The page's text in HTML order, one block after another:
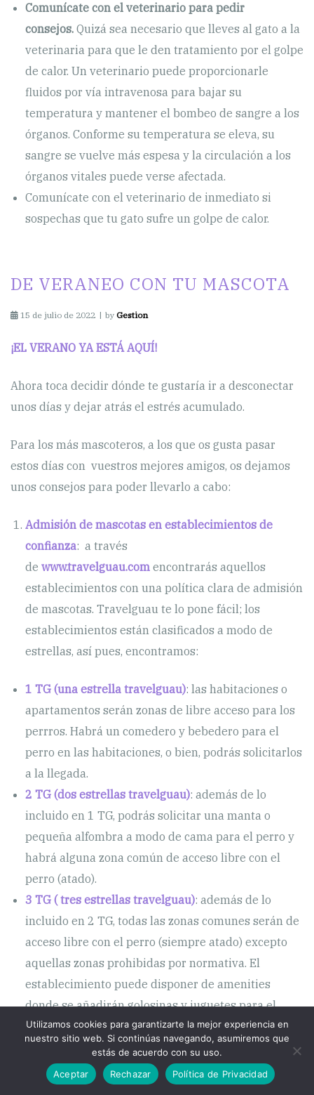
Comunícate con el veterinario para pedir
consejos.Quizá sea necesario que lleves al gato a la
veterinaria para que le den tratamiento por el golpe
de calor. Un veterinario puede proporcionarle
fluidos por vía intravenosa para bajar su
temperatura y mantener el bombeo de sangre a los
órganos. Conforme su temperatura se eleva, su
sangre se vuelve más espesa y la circulación a los
órganos vitales puede verse afectada.
Comunícate con el veterinario de inmediato si
sospechas que tu gato sufre un golpe de calor.
DE VERANEO CON TU MASCOTA
15 de julio de 2022 by Gestion
¡EL VERANO YA ESTÁ AQUÍ!
Ahora toca decidir dónde te gustaría ir a desconectar
unos días y dejar atrás el estrés acumulado.
Para los más mascoteros, a los que os gusta pasar
estos días con vuestros mejores amigos, os dejamos
unos consejos para poder llevarlo a cabo:
Admisión de mascotas en establecimientos de
confianza: a través
de www.travelguau.comencontrarás aquellos
establecimientos con una política clara de admisión
de mascotas. Travelguau te lo pone fácil; los
establecimientos están clasificados a modo de
estrellas, así pues, encontramos:
1 TG (una estrella travelguau): las habitaciones o
apartamentos serán zonas de libre acceso para los
perrros. Habrá un comedero y bebedero para el
perro en las habitaciones, o bien, podrás solicitarlos
a la llegada.
2 TG (dos estrellas travelguau): además de lo
incluido en 1 TG, podrás solicitar una manta o
pequeña alfombra a modo de cama para el perro y
habrá alguna zona común de acceso libre con el
perro (atado).
3 TG ( tres estrellas travelguau): además de lo
incluido en 2 TG, todas las zonas comunes serán de
acceso libre con el perro (siempre atado) excepto
aquellas zonas prohibidas por normativa. El
establecimiento puede disponer de amenities
donde se añadirán golosinas y juguetes para el
perro.
Utilizamos cookies para garantizarte la mejor experiencia en
nuestro sitio web. Si continúas navegando, asumiremos que
estás de acuerdo con su uso.
Aceptar
Rechazar Política de Privacidad